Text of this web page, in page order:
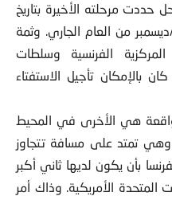
حددت مرحلته الأخيرة بتاريخ
من العام الجاري. وثمة
الفرنسية وسلطات
بالإمكان تأجيل الاستفتاء
الواقعة هي الأخرى في المحيط
وهي تمتد على مسافة تتجاوز
بأن يكون لديها ثاني أكبر
المتحدة الأمريكية. وذاك أمر